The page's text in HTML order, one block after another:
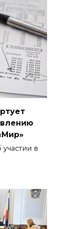
участии в